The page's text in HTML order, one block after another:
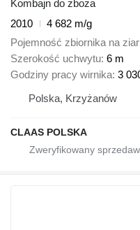
Kombajn do zboża
2010
4 682 m/g
Pojemność zbiornika na
Szerokość uchwytu 6 m
Godziny pracy wirnika 3
Polska, Krzyżanów
CLAAS POLSKA